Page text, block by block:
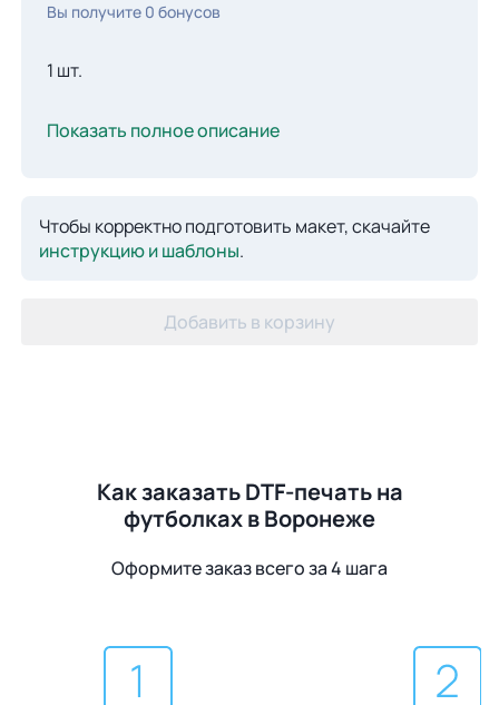
Вы получите 0 бонусов
1 шт.
Показать полное описание
Чтобы корректно подготовить макет, скачайте
инструкцию и шаблоны.
Добавить в корзину
Как заказать DTF-печать на
футболках в Воронеже
Оформите заказ всего за 4 шага